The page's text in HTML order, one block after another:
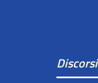
Discorsi